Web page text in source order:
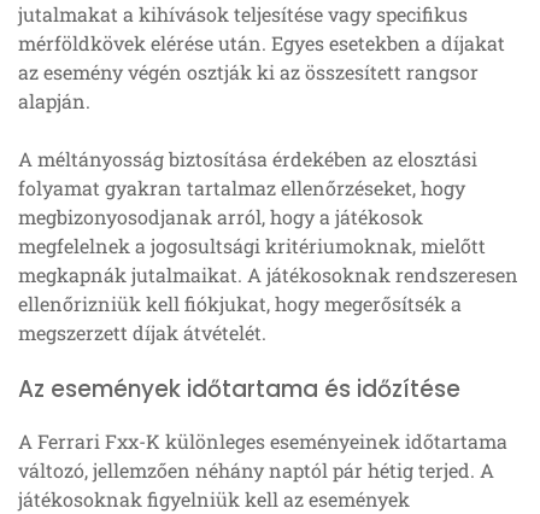
jutalmakat a kihívások teljesítése vagy specifikus
mérföldkövek elérése után. Egyes esetekben a díjakat
az esemény végén osztják ki az összesített rangsor
alapján.
A méltányosság biztosítása érdekében az elosztási
folyamat gyakran tartalmaz ellenőrzéseket, hogy
megbizonyosodjanak arról, hogy a játékosok
megfelelnek a jogosultsági kritériumoknak, mielőtt
megkapnák jutalmaikat. A játékosoknak rendszeresen
ellenőrizniük kell fiókjukat, hogy megerősítsék a
megszerzett díjak átvételét.
Az események időtartama és időzítése
A Ferrari Fxx-K különleges eseményeinek időtartama
változó, jellemzően néhány naptól pár hétig terjed. A
játékosoknak figyelniük kell az események